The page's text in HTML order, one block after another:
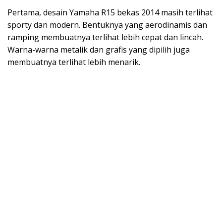
Pertama, desain Yamaha R15 bekas 2014 masih terlihat
sporty dan modern. Bentuknya yang aerodinamis dan
ramping membuatnya terlihat lebih cepat dan lincah.
Warna-warna metalik dan grafis yang dipilih juga
membuatnya terlihat lebih menarik.